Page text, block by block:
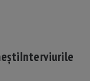
Interviurile